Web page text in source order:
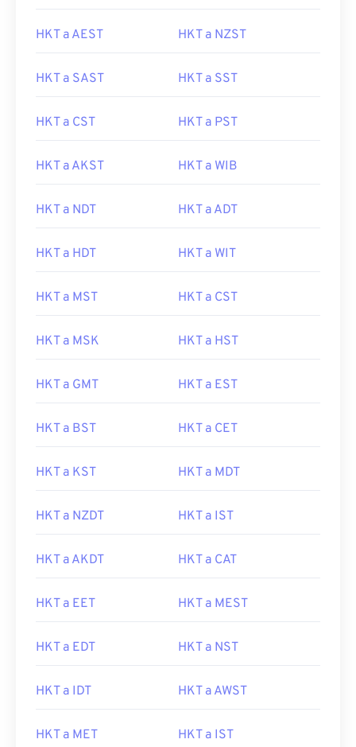
HKT a AEST HKT a NZST
HKT a SAST HKT a SST
HKT a CST HKT a PST
HKT a AKST HKT a WIB
HKT a NDT HKT a ADT
HKT a HDT HKT a WIT
HKT a MST HKT a CST
HKT a MSK HKT a HST
HKT a GMT HKT a EST
HKT a BST HKT a CET
HKT a KST HKT a MDT
HKT a NZDT HKT a IST
HKT a AKDT HKT a CAT
HKT a EET HKT a MEST
HKT a EDT HKT a NST
HKT a IDT HKT a AWST
HKT a MET HKT a IST